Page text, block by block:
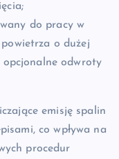
do pracy w
o dużej
opcjonalne odwroty
emisję spalin
co wpływa na
procedur